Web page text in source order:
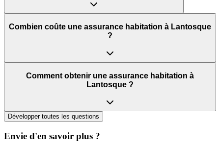
Combien coûte une assurance habitation à Lantosque
?
Comment obtenir une assurance habitation à
Lantosque ?
Développer toutes les questions
Envie d'en savoir plus ?